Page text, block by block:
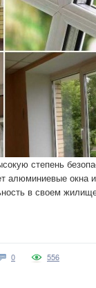
степень
алюминиевые окна
в своем
0 556